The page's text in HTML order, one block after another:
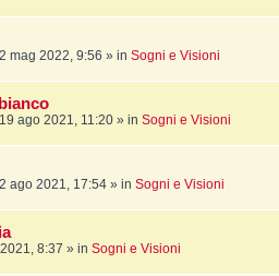
mag 2022, 9:56 » in Sogni e Visioni
ago 2021, 11:20 » in Sogni e Visioni
ago 2021, 17:54 » in Sogni e Visioni
8:37 » in Sogni e Visioni